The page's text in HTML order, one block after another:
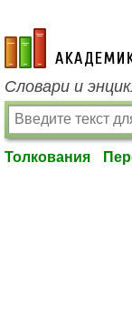
academic.ru
Словари и
Толкования